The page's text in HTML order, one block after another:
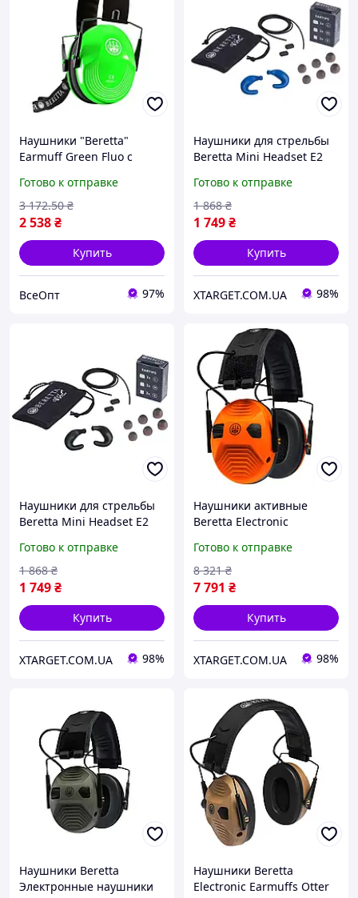
Наушники "Beretta"
Earmuff Green Fluo с
- 25dB, складная дуга
Готово к отправке
2 538₴
3 172.50 ₴
Купить
ВсеОпт 97%
Наушники для стрельбы
Beretta Mini Headset E2
Готово к отправке
1 749₴
1 868 ₴
Купить
XTARGET.COM.UA 98%
Наушники для стрельбы
Beretta Mini Headset E2
Готово к отправке
1 749₴
1 868 ₴
Купить
XTARGET.COM.UA 98%
Наушники активные
Beretta Electronic
D0044-0499
Готово к отправке
7 791 ₴
8 321 ₴
Купить
XTARGET.COM.UA 98%
Наушники Beretta
Электронные наушники
Наушники Beretta
Electronic Earmuffs Otter